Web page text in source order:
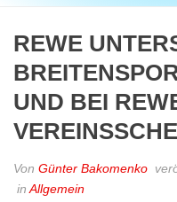
REWE
UND BEI
Von Günter Bakomenko
in Allgemein